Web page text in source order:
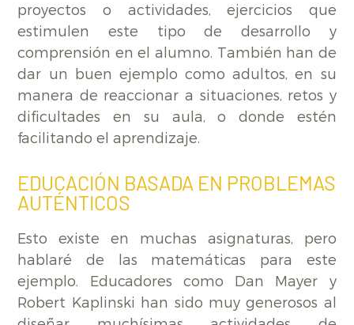
proyectos o actividades, ejercicios que
estimulen este tipo de desarrollo y
comprensión en el alumno. También han de
dar un buen ejemplo como adultos, en su
manera de reaccionar a situaciones, retos y
dificultades en su aula, o donde estén
facilitando el aprendizaje.
EDUCACIÓN BASADA EN PROBLEMAS
AUTÉNTICOS
Esto existe en muchas asignaturas, pero
hablaré de las matemáticas para este
ejemplo. Educadores como Dan Mayer y
Robert Kaplinski han sido muy generosos al